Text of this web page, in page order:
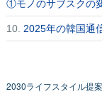
①モノのサブスクの
10. 2025年の韓国通
2030ライフスタイル提案